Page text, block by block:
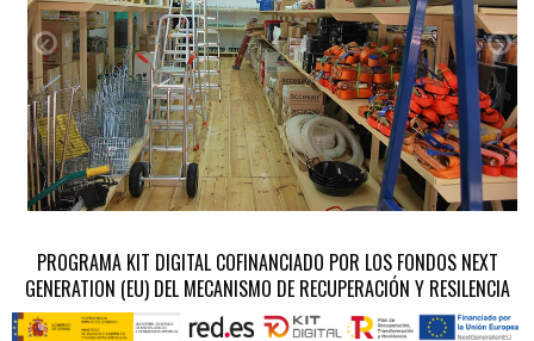
‹ ›
PROGRAMA KIT DIGITAL COFINANCIADO POR LOS FONDOS NEXT
GENERATION (EU) DEL MECANISMO DE RECUPERACIÓN Y RESILENCIA